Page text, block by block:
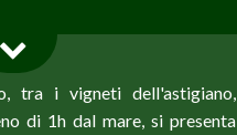
tra i vigneti dell'astigiano,
di 1h dal mare, si presenta